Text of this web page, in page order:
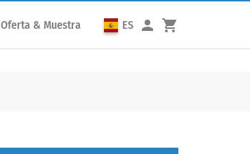
Oferta & Muestra ES